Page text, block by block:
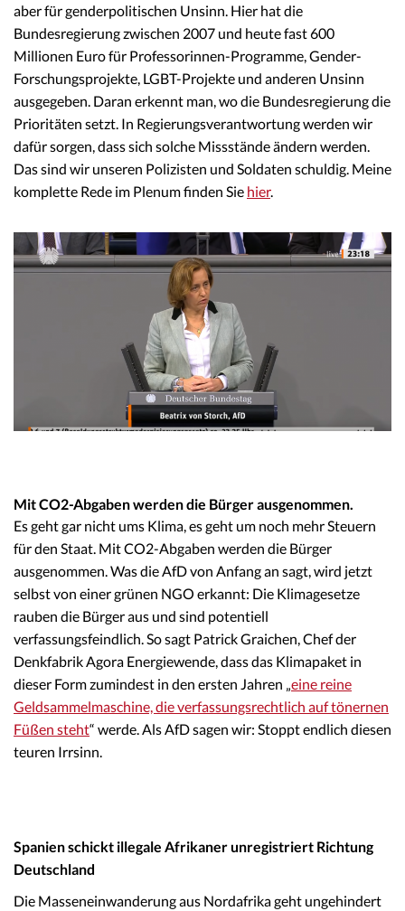
aber für genderpolitischen Unsinn. Hier hat die
Bundesregierung zwischen 2007 und heute fast 600
Millionen Euro für Professorinnen-Programme, Gender-
Forschungsprojekte, LGBT-Projekte und anderen Unsinn
ausgegeben. Daran erkennt man, wo die Bundesregierung die
Prioritäten setzt. In Regierungsverantwortung werden wir
dafür sorgen, dass sich solche Missstände ändern werden.
Das sind wir unseren Polizisten und Soldaten schuldig. Meine
komplette Rede im Plenum finden Sie hier.
Mit CO2-Abgaben werden die Bürger ausgenommen.
Es geht gar nicht ums Klima, es geht um noch mehr Steuern
für den Staat. Mit CO2-Abgaben werden die Bürger
ausgenommen. Was die AfD von Anfang an sagt, wird jetzt
selbst von einer grünen NGO erkannt: Die Klimagesetze
rauben die Bürger aus und sind potentiell
verfassungsfeindlich. So sagt Patrick Graichen, Chef der
Denkfabrik Agora Energiewende, dass das Klimapaket in
dieser Form zumindest in den ersten Jahren „eine reine
Geldsammelmaschine, die verfassungsrechtlich auf tönernen
Füßen steht“ werde. Als AfD sagen wir: Stoppt endlich diesen
teuren Irrsinn.
Spanien schickt illegale Afrikaner unregistriert Richtung
Deutschland
Die Masseneinwanderung aus Nordafrika geht ungehindert